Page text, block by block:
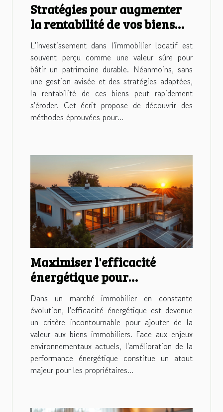
Stratégies pour augmenter
la rentabilité de vos biens
immobiliers locatifs
L'investissement dans l'immobilier locatif est
souvent perçu comme une valeur sûre pour
bâtir un patrimoine durable. Néanmoins, sans
une gestion avisée et des stratégies adaptées,
la rentabilité de ces biens peut rapidement
s'éroder. Cet écrit propose de découvrir des
méthodes éprouvées pour...
Maximiser l'efficacité
énergétique pour
augmenter la valeur
immobilière
Dans un marché immobilier en constante
évolution, l'efficacité énergétique est devenue
un critère incontournable pour ajouter de la
valeur aux biens immobiliers. Face aux enjeux
environnementaux actuels, l'amélioration de la
performance énergétique constitue un atout
majeur pour les propriétaires...